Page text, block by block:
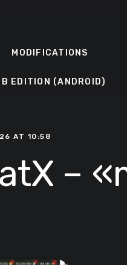
MODIFICATIONS
EDITION (ANDROID)
AT 10:58
–